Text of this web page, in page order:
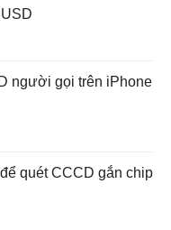
người gọi trên iPhone
quét CCCD gắn chip